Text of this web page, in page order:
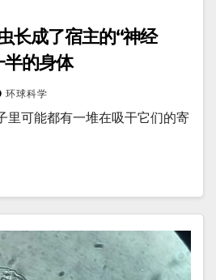
长成了宿主的“神经
半的身体
环球科学
里可能都有一堆在吸干它们的寄